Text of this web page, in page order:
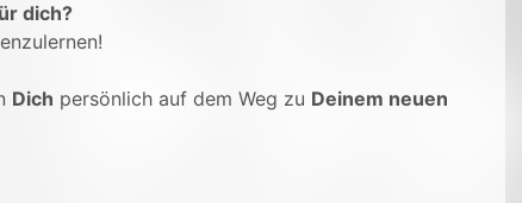
dich?
Dich persönlich auf dem Weg zu Deinem neuen